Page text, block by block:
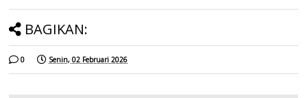
BAGIKAN:
0 Senin, 02 Februari 2026